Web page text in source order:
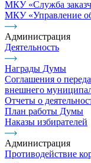
МКУ «Служба
МКУ «Управление
Администрация
Деятельность
Награды Думы
Соглашения о
внешнего
Отчеты о
План работы Думы
Наказы избирателей
Администрация
Противодействие